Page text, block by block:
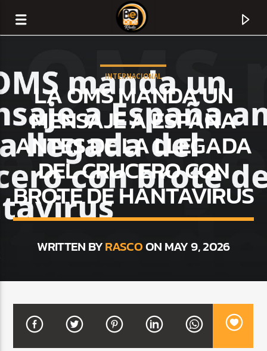
TITLE
CURRENT SHOW
DJ MIX
12:00 AM 2:00 AM
INTERNACIONAL
LA OMS MANDA UN
MENSAJE A ESPAÑA
ANTES DE LA LLEGADA
DEL CRUCERO CON
BROTE DE HANTAVIRUS
WRITTEN BYRASCOON MAY 9, 2026